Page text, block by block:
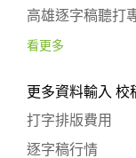
高雄逐字稿聽打
看更多
更多資料輸入 校
打字排版費用
逐字稿行情